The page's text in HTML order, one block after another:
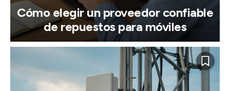
Cómo elegir un proveedor confiable
de repuestos para móviles